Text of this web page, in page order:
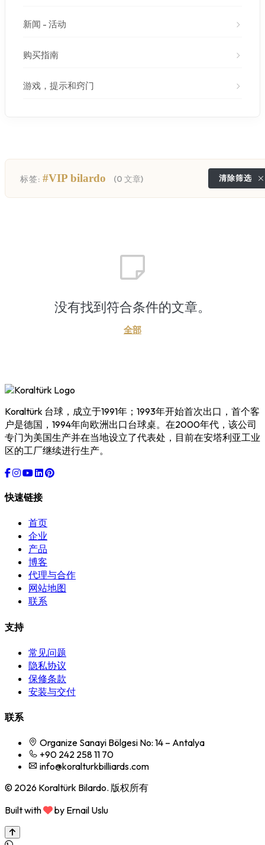
新闻 - 活动
购买指南
游戏，提示和窍门
标签: #VIP bilardo (0 文章) 清除筛选
没有找到符合条件的文章。
全部
Koraltürk 台球，成立于1991年；1993年开始首次出口，首个客
户是德国，1994年向欧洲出口台球桌。在2000年代，该公司
专门为美国生产并在当地设立了代表处，目前在安塔利亚工业
区的工厂继续进行生产。
快速链接
首页
企业
产品
博客
代理与合作
网站地图
联系
支持
常见问题
隐私协议
保修条款
安装与交付
联系
Organize Sanayi Bölgesi No: 14 – Antalya
+90 242 258 11 70
info@koralturkbilliards.com
© 2026 Koraltürk Bilardo. 版权所有
Built with
by Ernail Uslu